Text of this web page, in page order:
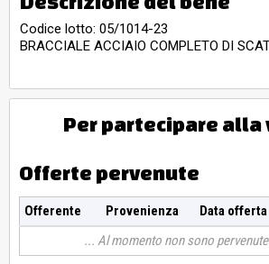
Codice lotto: 05/1014-23
BRACCIALE ACCIAIO COMPLETO DI
Per partecipare alla
Offerte pervenute
Offerente Provenienza Data offerta
Al momento non sono